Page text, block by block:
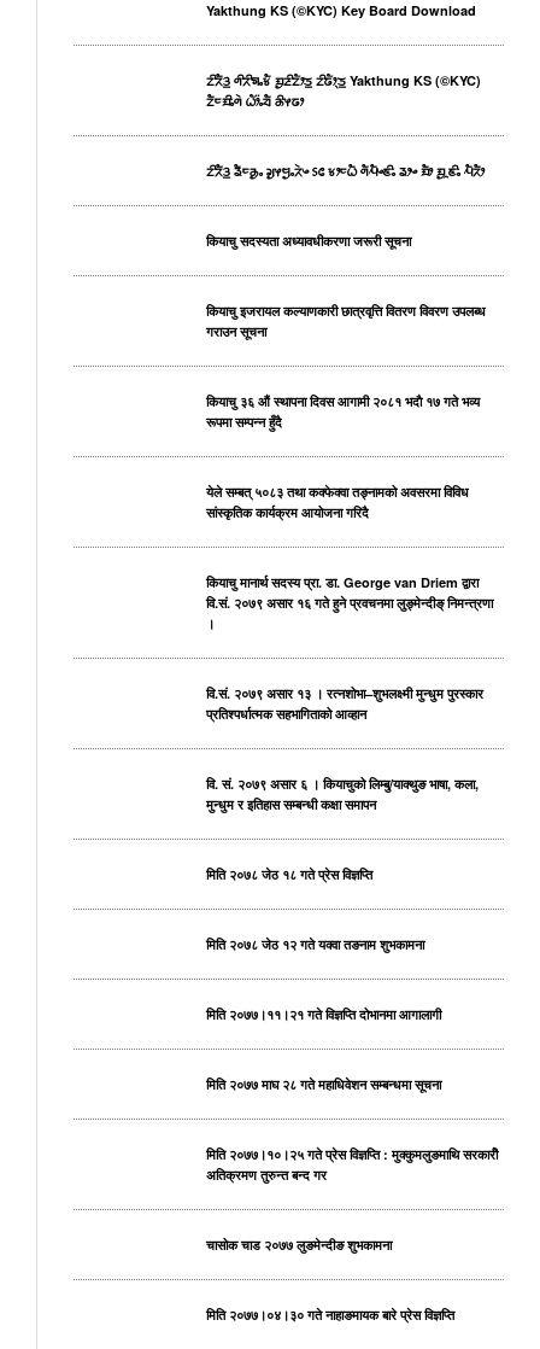
Yakthung KS (©KYC) Key Board Download
ᤁᤡᤖᤠᤋ᤻ ᤛᤡᤖᤡᤈᤱᤃᤠ ᤀᤢᤏᤡᤁᤥᤍ᤻ ᤁᤡᤒᤥᤷᤍ᤻ Yakthung KS (©KYC)
ᤁᤠᤰᤀᤡᤱᤛᤧ ᤐᤥ᤺ᤱᤔᤠ ᤌᤡᤶᤒᤣ
ᤁᤡᤖᤠᤋ᤻ ᤕᤠᤰᤌᤢᤱ ᤆᤢᤶᤗᤢᤱᤖᤧᤴ ᥉᥋ ᤃᤣᤰᤐᤠ ᤛᤠᤘᤠᤴᤇᤡᤱ ᤕᤣᤴ ᤀᤠᤣ ᤀᤢᤳᤇᤡᤱ ᤘᤠᤖᤠᤣ
कियाचु सदस्यता अध्यावधीकरणा जरूरी सूचना
कियाचु इजरायल कल्याणकारी छात्रवृत्ति वितरण विवरण उपलब्ध
गराउन सूचना
कियाचु ३६ औं स्थापना दिवस आगामी २०८१ भदाै १७ गते भव्य
रूपमा सम्पन्न हुँदै
येले सम्बत् ५०८३ तथा कक्फेक्वा तङ्नामको अवसरमा विविध
सांस्कृतिक कार्यक्रम आयोजना गरिदै
कियाचु मानार्थ सदस्य प्रा. डा. George van Driem द्वारा
वि.सं. २०७९ असार १६ गते हुने प्रवचनमा लुङ्मेन्दीङ् निमन्त्रणा
।
वि.सं. २०७९ असार १३ । रत्नशोभा–शुभलक्ष्मी मुन्धुम पुरस्कार
प्रतिश्पर्धात्मक सहभागिताको आव्हान
वि. सं. २०७९ असार ६ । कियाचुको लिम्बु/याक्थुङ भाषा, कला,
मुन्धुम र इतिहास सम्बन्धी कक्षा समापन
मिति २०७८ जेठ १८ गते प्रेस विज्ञप्ति
मिति २०७८ जेठ १२ गते यक्वा तङनाम शुभकामना
मिति २०७७।११।२१ गते विज्ञप्ति दोभानमा आगालागी
मिति २०७७ माघ २८ गते महाधिवेशन सम्बन्धमा सूचना
मिति २०७७।१०।२५ गते प्रेस विज्ञप्ति : मुक्कुमलुङमाथि सरकारीे
अतिक्रमण तुरुन्त बन्द गर
चासोक चाड २०७७ लुङमेन्दीङ शुभकामना
मिति २०७७।०४।३० गते नाहाङमायक बारे प्रेस विज्ञप्ति